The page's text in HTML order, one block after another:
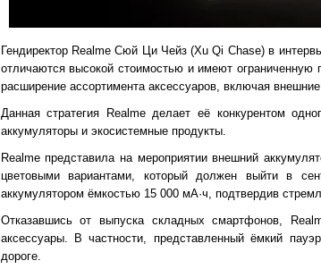
Гендиректор Realme Сюй Ци Чейз (Xu Qi Chase) в
отличаются высокой стоимостью и имеют ограниченную
расширение ассортимента аксессуаров, включая
Данная стратегия Realme делает её конкурентом
аккумуляторы и экосистемные продукты.
Realme представила на мероприятии внешний
цветовыми вариантами, который должен выйти в
аккумулятором ёмкостью 15 000 мА·ч, подтвердив
Отказавшись от выпуска складных смартфонов,
аксессуары. В частности, представленный ёмкий
дороге.